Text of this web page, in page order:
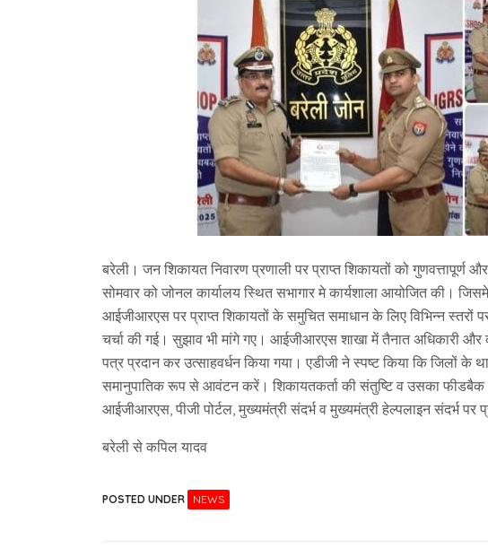
बरेली। जन शिकायत निवारण प्रणाली पर प्राप्त शिकायतों को गुणवत्तापूर्ण
सोमवार को जोनल कार्यालय स्थित सभागार मे कार्यशाला आयोजित की।
आईजीआरएस पर प्राप्त शिकायतों के समुचित समाधान के लिए विभिन्न स्तरों
चर्चा की गई। सुझाव भी मांगे गए। आईजीआरएस शाखा में तैनात अधिकारी और
पत्र प्रदान कर उत्साहवर्धन किया गया। एडीजी ने स्पष्ट किया कि जिलों के
समानुपातिक रूप से आवंटन करें। शिकायतकर्ता की संतुष्टि व उसका फीडबैक ही
आईजीआरएस, पीजी पोर्टल, मुख्यमंत्री संदर्भ व मुख्यमंत्री हेल्पलाइन संदर्भ पर
बरेली से कपिल यादव
POSTED UNDER NEWS